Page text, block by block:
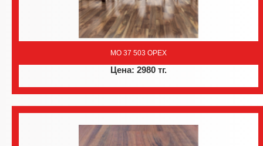
MO 37 503 ОРЕХ
Цена: 2980 тг.